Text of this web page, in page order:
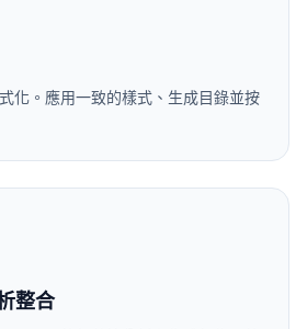
化。應用一致的樣式、生成目錄並按
整合